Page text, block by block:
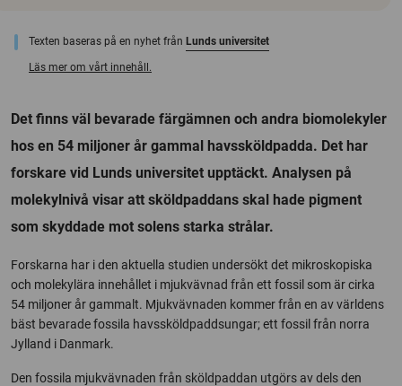
Texten baseras på en nyhet från Lunds universitet
Läs mer om vårt innehåll.
Det finns väl bevarade färgämnen och andra biomolekyler
hos en 54 miljoner år gammal havssköldpadda. Det har
forskare vid Lunds universitet upptäckt. Analysen på
molekylnivå visar att sköldpaddans skal hade pigment
som skyddade mot solens starka strålar.
Forskarna har i den aktuella studien undersökt det mikroskopiska
och molekylära innehållet i mjukvävnad från ett fossil som är cirka
54 miljoner år gammalt. Mjukvävnaden kommer från en av världens
bäst bevarade fossila havssköldpaddsungar; ett fossil från norra
Jylland i Danmark.
Den fossila mjukvävnaden från sköldpaddan utgörs av dels den